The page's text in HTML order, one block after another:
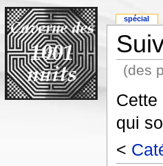
(des
Cette
qui
<
spécial